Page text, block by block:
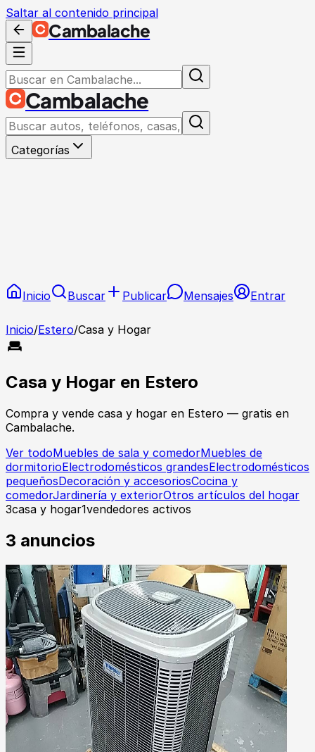
Saltar al contenido principal
Cambalache
Cambalache
Categorías
Inicio Buscar Publicar Mensajes Entrar
Inicio/Estero/Casa y Hogar
Casa y Hogar en Estero
Compra y vende casa y hogar en Estero — gratis en
Cambalache.
Ver todoMuebles de sala y comedorMuebles de
dormitorioElectrodomésticos grandesElectrodomésticos
pequeñosDecoración y accesoriosCocina y
comedorJardinería y exteriorOtros artículos del hogar
3casa y hogar1vendedores activos
3 anuncios